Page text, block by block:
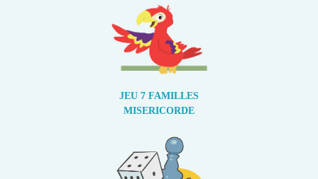
JEU 7 FAMILLES
MISERICORDE